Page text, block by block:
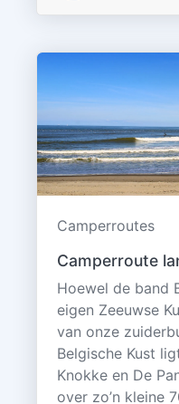
Camperroutes
Camperroute
Hoewel de band
eigen Zeeuwse
van onze
Belgische Kust
Knokke en De
over zo’n kleine